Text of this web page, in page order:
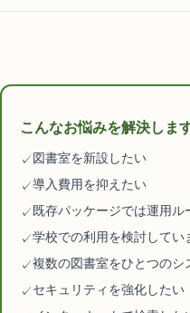
こんなお悩みを解決しま
✓図書室を新設したい
✓導入費用を抑えたい
✓既存パッケージでは運用ル
✓学校での利用を検討してい
✓複数の図書室をひとつのシ
✓セキュリティを強化したい